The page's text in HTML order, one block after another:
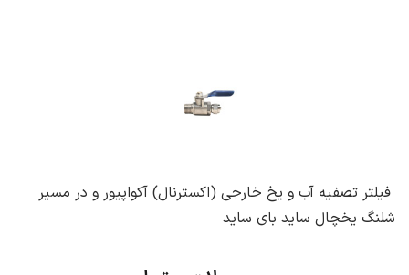
فیلتر تصفیه آب و یخ خارجی (اکسترنال) آکواپیور و در مسیر
شلنگ یخچال ساید بای ساید